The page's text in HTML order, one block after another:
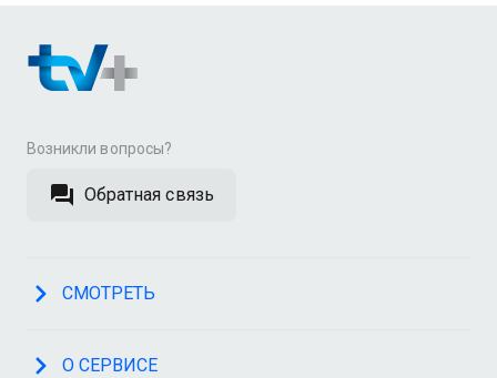
Возникли вопросы?
Обратная связь
СМОТРЕТЬ
О СЕРВИСЕ